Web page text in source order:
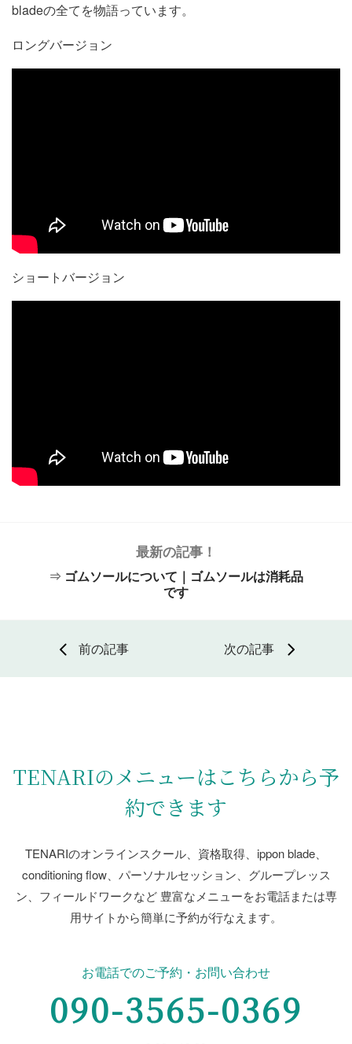
bladeの全てを物語っています。
ロングバージョン
ショートバージョン
最新の記事！
⇒ ゴムソールについて｜ゴムソールは消耗品
です
前の記事 次の記事
TENARIのメニューはこちらから予
約できます
TENARIのオンラインスクール、資格取得、ippon blade、
conditioning flow、 パーソナルセッション、グループレッス
ン、フィールドワークなど豊富なメニューをお電話または専
用サイトから簡単に予約が行なえます。
お電話でのご予約・お問い合わせ
090-3565-0369